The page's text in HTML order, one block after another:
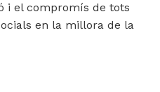
i el compromís de tots
en la millora de la